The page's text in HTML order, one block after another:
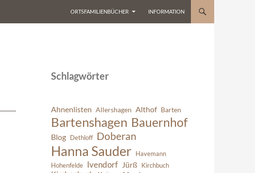
ORTSFAMILIENBÜCHER INFORMATION
Schlagwörter
Ahnenlisten Allershagen Althof Barten
Bartenshagen Bauernhof
Blog Dethloff Doberan
Hanna Sauder
Havemann
Hohenfelde Ivendorf Jürß Kirchbuch